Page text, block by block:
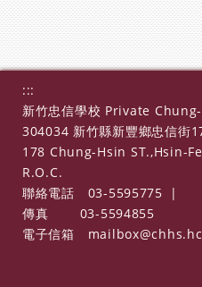
:::
新竹忠信學校 Private
304034 新竹縣新豐鄉忠信街
178 Chung-Hsin ST.,Hsin-
R.O.C.
聯絡電話
03-5595775
|
傳真
03-5594855
電子信箱